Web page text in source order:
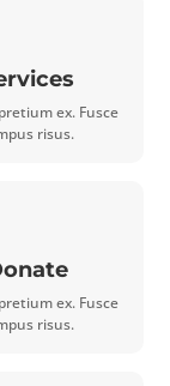
ex. Fusce
risus.
ex. Fusce
risus.